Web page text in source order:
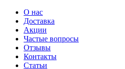
О нас
Доставка
Акции
Частые вопросы
Отзывы
Контакты
Статьи